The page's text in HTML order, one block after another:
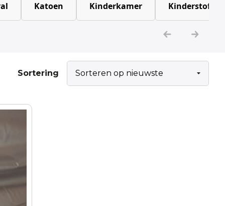
Katoen Kinderkamer Kinderstoffen
Sortering